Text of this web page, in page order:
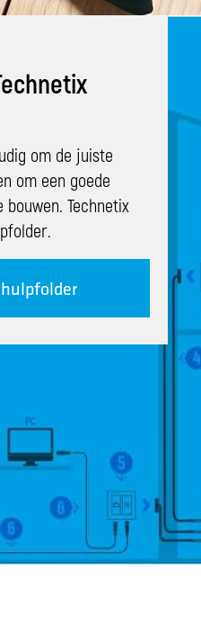
om de juiste
om een goede
Technetix